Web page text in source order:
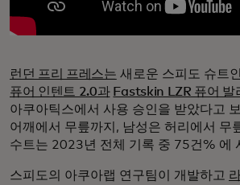
런던 프리 프레스는 새로운 스피도 슈트인
퓨어 인텐트 2.0과 Fastskin LZR 퓨어 발
아쿠아틱스에서 사용 승인을 받았다고
어깨에서 무릎까지, 남성은 허리에서 무
수트는 2023년 전체 기록 중 75건% 에
스피도의 아쿠아랩 연구팀이 개발하고